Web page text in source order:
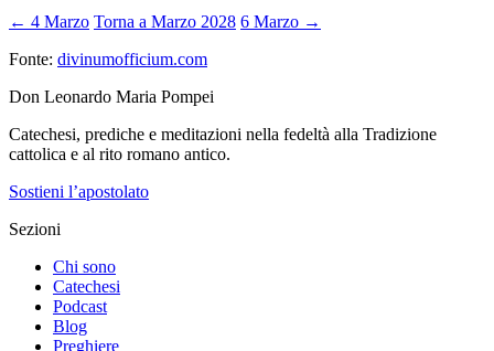
← 4 Marzo Torna a Marzo 2028 6 Marzo →
Fonte: divinumofficium.com
Don Leonardo Maria Pompei
Catechesi, prediche e meditazioni nella fedeltà alla Tradizione
cattolica e al rito romano antico.
Sostieni l’apostolato
Sezioni
Chi sono
Catechesi
Podcast
Blog
Preghiere